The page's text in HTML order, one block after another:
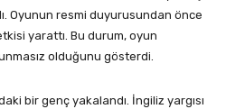
Oyunun resmi duyurusundan önce
yarattı. Bu durum, oyun
olduğunu gösterdi.
bir genç yakalandı. İngiliz yargısı